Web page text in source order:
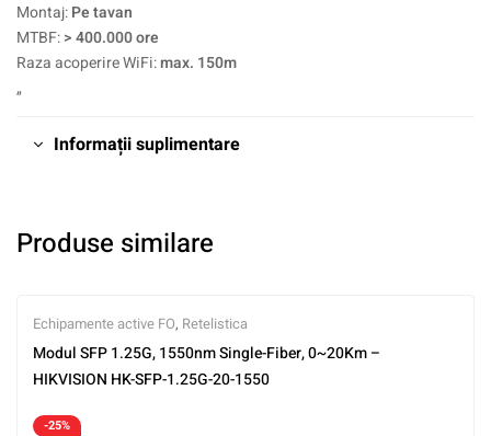
Montaj:Pe tavan
MTBF:> 400.000 ore
Raza acoperire WiFi:max. 150m
„
Informații suplimentare
Produse similare
Echipamente active FO, Retelistica
Modul SFP 1.25G, 1550nm Single-Fiber, 0~20Km –
HIKVISION HK-SFP-1.25G-20-1550
-25%